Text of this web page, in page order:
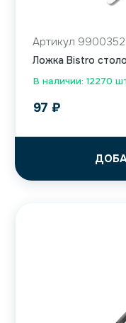
В наличии: 12270
Артикул
Ложка Bistro
97 ₽